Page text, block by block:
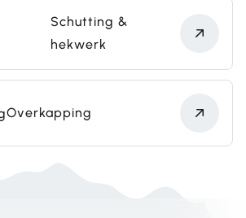
Schutting &
hekwerk
Overkapping